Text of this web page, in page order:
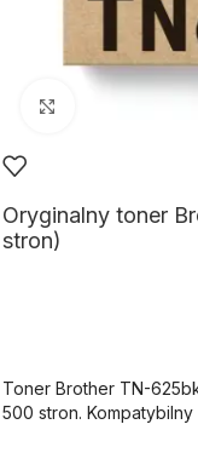
Oryginalny toner
stron)
Toner Brother TN-
500 stron. Kompatybilny